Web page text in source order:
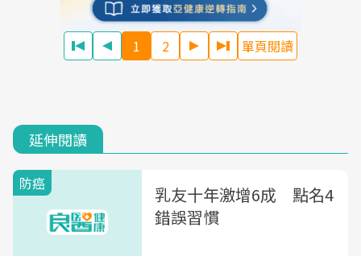
1 2 單頁閱讀
延伸閱讀
防癌
乳友十年激增6成 點名4
錯誤習慣